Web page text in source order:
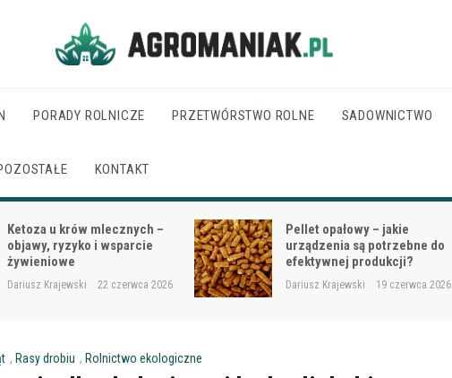
PORADY ROLNICZE PRZETWÓRSTWO ROLNE SADOWNICTWO
KONTAKT
Pellet opałowy – jakie
urządzenia są potrzebne do
efektywnej produkcji?
Dariusz Krajewski 19 czerwca 2026
Jak dobrać moc ciągnika do
wielkości gospodarstwa i
rodzaju prac?
Dariusz Krajewski 18 czerwca 2026
, Rasy drobiu , Rolnictwo ekologiczne